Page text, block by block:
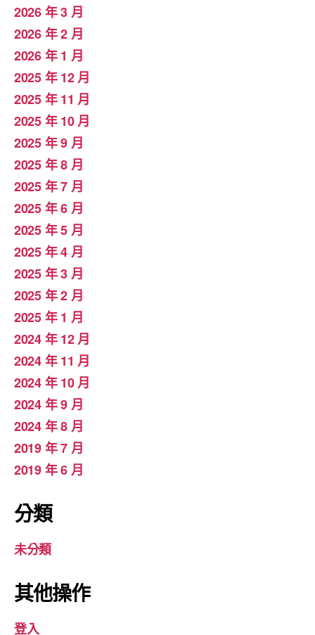
2026 年 3 月
2026 年 2 月
2026 年 1 月
2025 年 12 月
2025 年 11 月
2025 年 10 月
2025 年 9 月
2025 年 8 月
2025 年 7 月
2025 年 6 月
2025 年 5 月
2025 年 4 月
2025 年 3 月
2025 年 2 月
2025 年 1 月
2024 年 12 月
2024 年 11 月
2024 年 10 月
2024 年 9 月
2024 年 8 月
2019 年 7 月
2019 年 6 月
分類
未分類
其他操作
登入